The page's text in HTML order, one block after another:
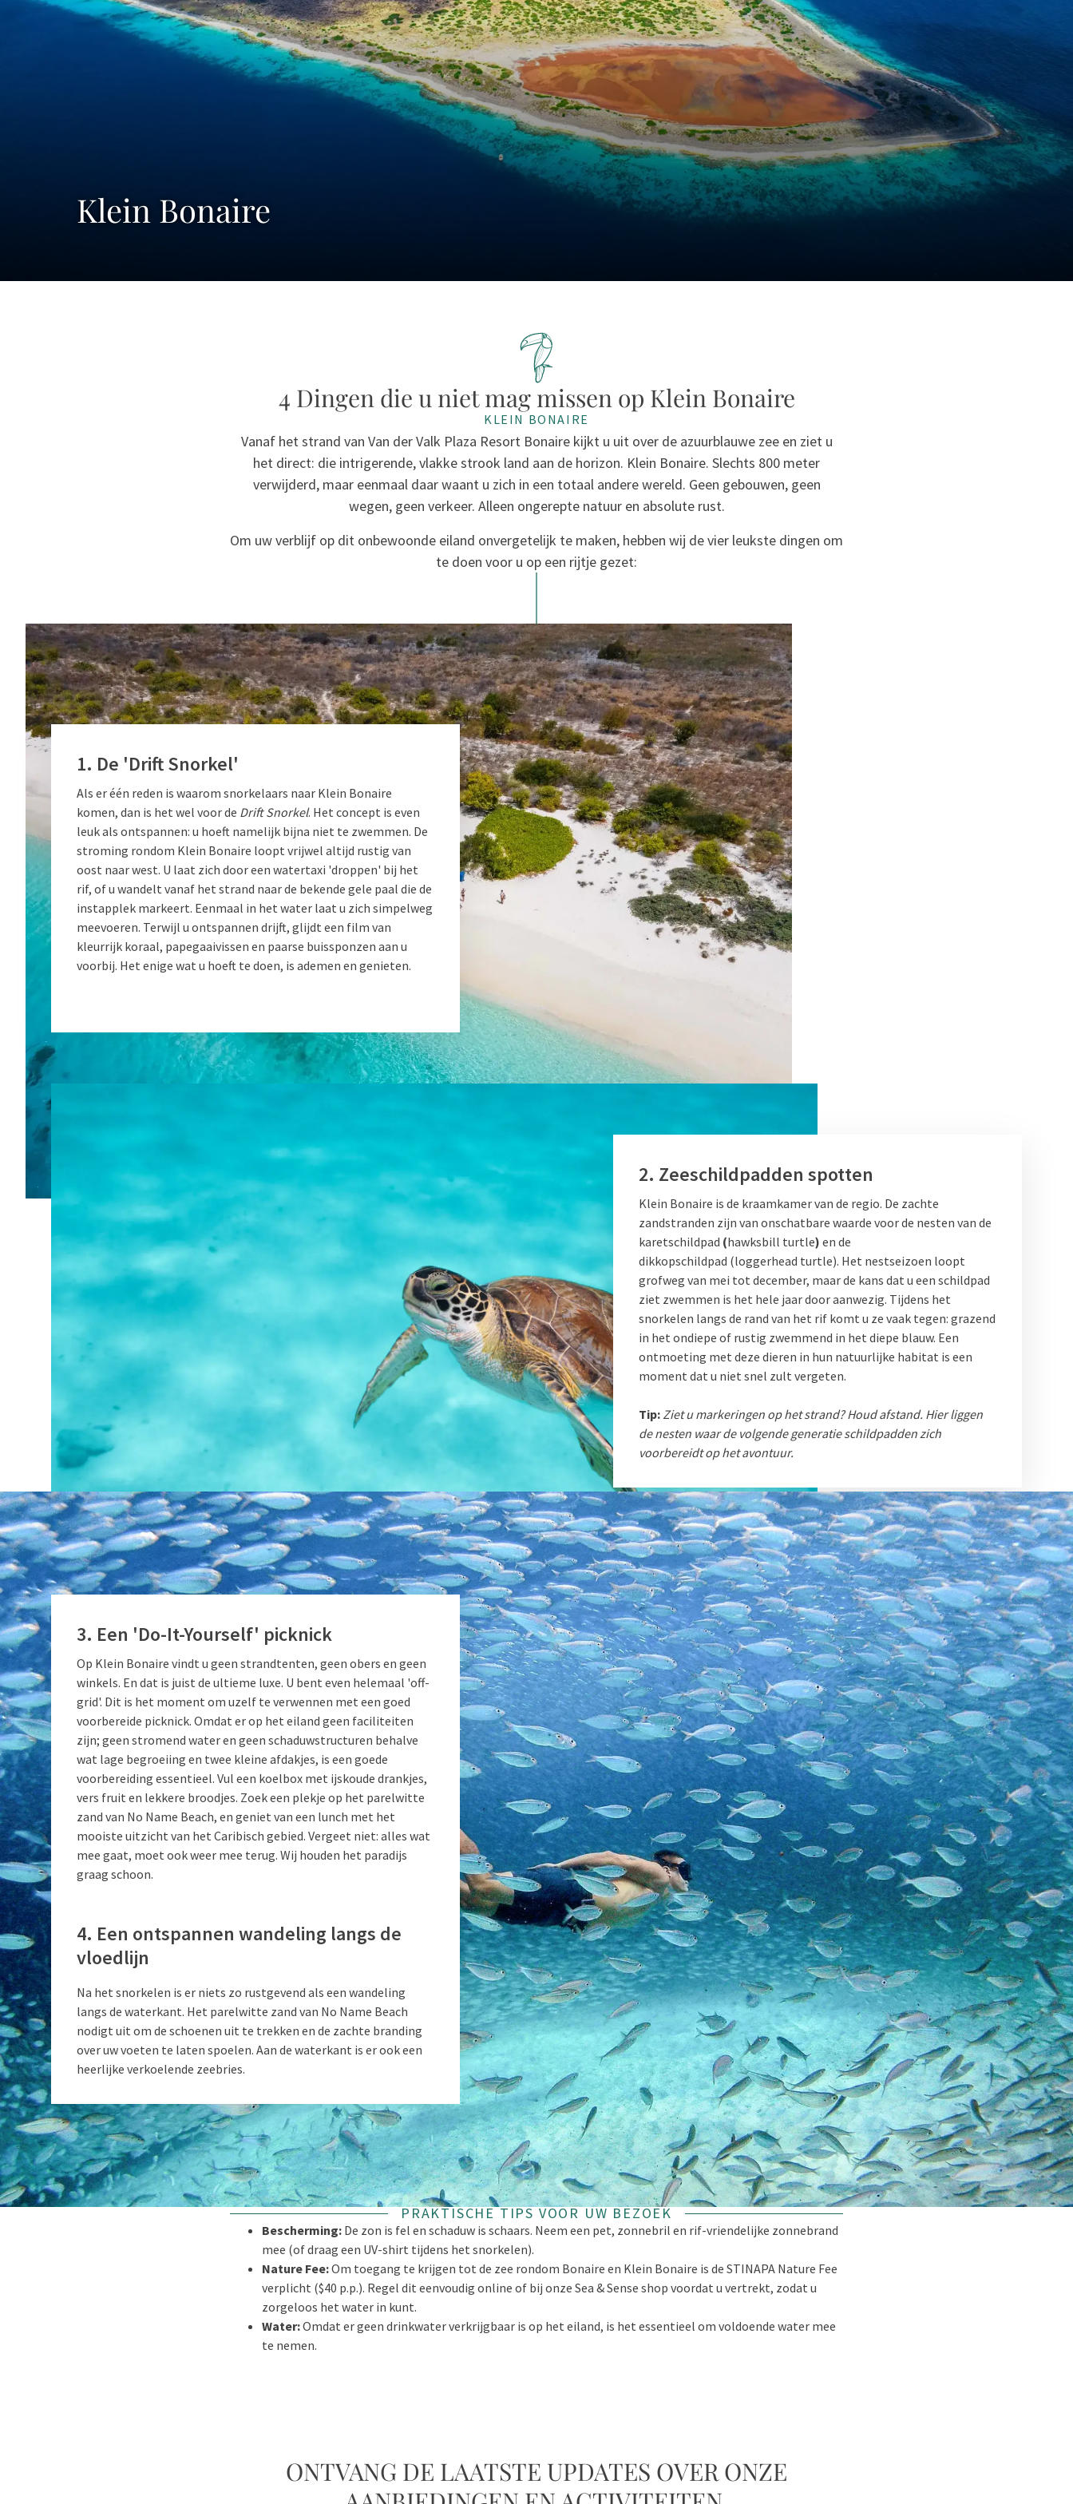
Klein Bonaire
4 Dingen die u niet mag missen op Klein Bonaire
KLEIN BONAIRE
Vanaf het strand van Van der Valk Plaza Resort Bonaire kijkt u uit over de azuurblauwe zee en ziet u
het direct: die intrigerende, vlakke strook land aan de horizon. Klein Bonaire. Slechts 800 meter
verwijderd, maar eenmaal daar waant u zich in een totaal andere wereld. Geen gebouwen, geen
wegen, geen verkeer. Alleen ongerepte natuur en absolute rust.
Om uw verblijf op dit onbewoonde eiland onvergetelijk te maken, hebben wij de vier leukste dingen om
te doen voor u op een rijtje gezet:
1. De 'Drift Snorkel'
Als er één reden is waarom snorkelaars naar Klein Bonaire
komen, dan is het wel voor de Drift Snorkel. Het concept is even
leuk als ontspannen: u hoeft namelijk bijna niet te zwemmen. De
stroming rondom Klein Bonaire loopt vrijwel altijd rustig van
oost naar west. U laat zich door een watertaxi 'droppen' bij het
rif, of u wandelt vanaf het strand naar de bekende gele paal die de
instapplek markeert. Eenmaal in het water laat u zich simpelweg
meevoeren. Terwijl u ontspannen drijft, glijdt een film van
kleurrijk koraal, papegaaivissen en paarse buissponzen aan u
voorbij. Het enige wat u hoeft te doen, is ademen en genieten.
2. Zeeschildpadden spotten
Klein Bonaire is de kraamkamer van de regio. De zachte
zandstranden zijn van onschatbare waarde voor de nesten van de
karetschildpad (hawksbill turtle) en de
dikkopschildpad (loggerhead turtle). Het nestseizoen loopt
grofweg van mei tot december, maar de kans dat u een schildpad
ziet zwemmen is het hele jaar door aanwezig. Tijdens het
snorkelen langs de rand van het rif komt u ze vaak tegen: grazend
in het ondiepe of rustig zwemmend in het diepe blauw. Een
ontmoeting met deze dieren in hun natuurlijke habitat is een
moment dat u niet snel zult vergeten.
Tip:Ziet u markeringen op het strand? Houd afstand. Hier liggen
de nesten waar de volgende generatie schildpadden zich
voorbereidt op het avontuur.
3. Een 'Do-It-Yourself' picknick
Op Klein Bonaire vindt u geen strandtenten, geen obers en geen
winkels. En dat is juist de ultieme luxe. U bent even helemaal 'off-
grid'. Dit is het moment om uzelf te verwennen met een goed
voorbereide picknick. Omdat er op het eiland geen faciliteiten
zijn; geen stromend water en geen schaduwstructuren behalve
wat lage begroeiing en twee kleine afdakjes, is een goede
voorbereiding essentieel. Vul een koelbox met ijskoude drankjes,
vers fruit en lekkere broodjes. Zoek een plekje op het parelwitte
zand van No Name Beach, en geniet van een lunch met het
mooiste uitzicht van het Caribisch gebied. Vergeet niet: alles wat
mee gaat, moet ook weer mee terug. Wij houden het paradijs
graag schoon.
4. Een ontspannen wandeling langs de
vloedlijn
Na het snorkelen is er niets zo rustgevend als een wandeling
langs de waterkant. Het parelwitte zand van No Name Beach
nodigt uit om de schoenen uit te trekken en de zachte branding
over uw voeten te laten spoelen. Aan de waterkant is er ook een
heerlijke verkoelende zeebries.
PRAKTISCHE TIPS VOOR UW BEZOEK
Bescherming: De zon is fel en schaduw is schaars. Neem een pet, zonnebril en rif-vriendelijke zonnebrand
mee (of draag een UV-shirt tijdens het snorkelen).
Nature Fee:Om toegang te krijgen tot de zee rondom Bonaire en Klein Bonaire is de STINAPA Nature Fee
verplicht ($40 p.p.). Regel dit eenvoudig online of bij onze Sea & Sense shop voordat u vertrekt, zodat u
zorgeloos het water in kunt.
Water:Omdat er geen drinkwater verkrijgbaar is op het eiland, is het essentieel om voldoende water mee
te nemen.
ONTVANG DE LAATSTE UPDATES OVER ONZE